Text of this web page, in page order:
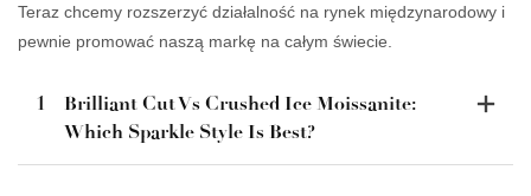
Teraz chcemy rozszerzyć działalność na rynek międzynarodowy i
pewnie promować naszą markę na całym świecie.
1
Brilliant Cut Vs Crushed Ice Moissanite:
Which Sparkle Style Is Best?